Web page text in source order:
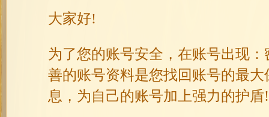
大家好!
为了您的账号安全，在账号出现
善的账号资料是您找回账号的最
息，为自己的账号加上强力的护盾!